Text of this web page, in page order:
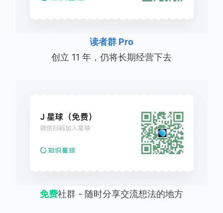
读者群 Pro
创立 11 年，仍将长期经营下去
免费社群 - 随时分享交流想法的地方